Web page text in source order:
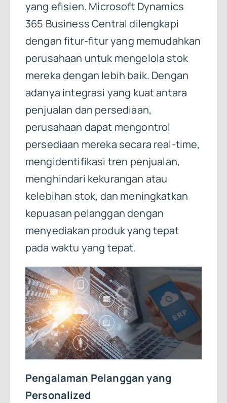
yang efisien. Microsoft Dynamics
365 Business Central dilengkapi
dengan fitur-fitur yang memudahkan
perusahaan untuk mengelola stok
mereka dengan lebih baik. Dengan
adanya integrasi yang kuat antara
penjualan dan persediaan,
perusahaan dapat mengontrol
persediaan mereka secara real-time,
mengidentifikasi tren penjualan,
menghindari kekurangan atau
kelebihan stok, dan meningkatkan
kepuasan pelanggan dengan
menyediakan produk yang tepat
pada waktu yang tepat.
Pengalaman Pelanggan yang
Personalized